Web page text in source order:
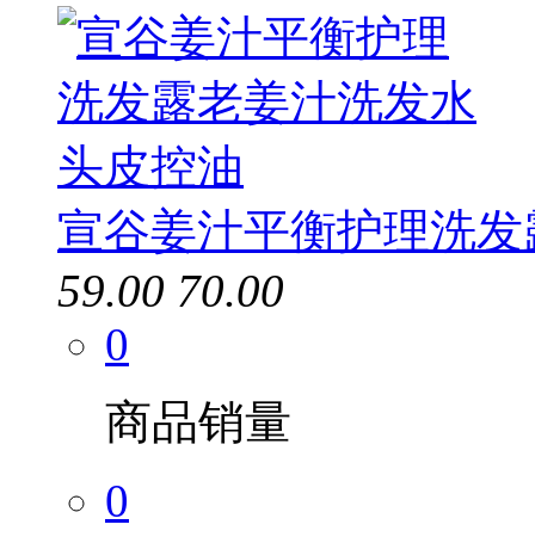
宣谷姜汁平衡护理洗
59.00 70.00
0
商品销量
0